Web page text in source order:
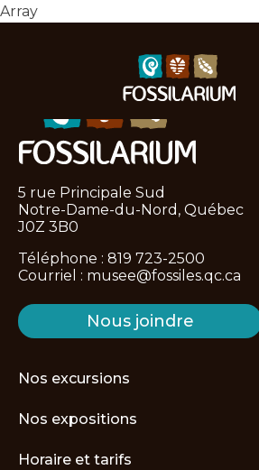
Array
5 rue Principale Sud
Notre-Dame-du-Nord, Québec
J0Z 3B0
Téléphone : 819 723-2500
Courriel : musee@fossiles.qc.ca
Nous joindre
Nos excursions
Nos expositions
Horaire et tarifs